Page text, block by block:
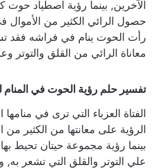
الآخرين, بينما رؤية اصطياد حوت
حصول الرائي الكثير من الأموال
رأت الحوت ينام في فراشه فقد
معاناة الرائي من القلق والتوتر
تفسير حلم رؤية الحوت في المنام
الفتاة العزباء التي ترى في
الرؤية على معانتها من الكثير
بينما رؤية مجموعة حيتان تحيط
علي التوتر والقلق التي تشعر به,